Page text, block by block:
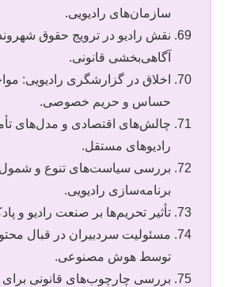
سازمان‌های رادیویی.
نقش رادیو در ترویج حقوق
آگاهی‌بخشی قانونی.
اخلاق در گزارشگری رادیویی:
حساس و حریم خصوصی.
چالش‌های اقتصادی و مدل‌های
رادیوهای مستقل.
بررسی سیاست‌های تنوع و شمول
برنامه‌سازی رادیویی.
تأثیر تحریم‌ها بر صنعت رادیو و
مسئولیت سردبیران در قبال
توسط هوش مصنوعی.
بررسی چارچوب‌های قانونی برای